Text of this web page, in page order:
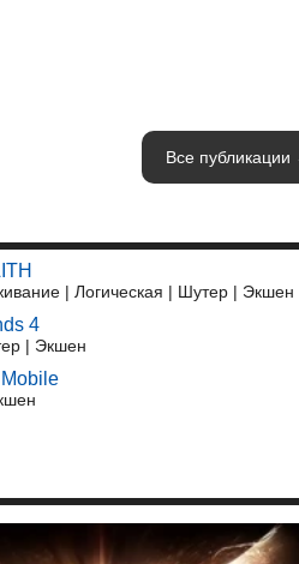
Все
| Логическая | Шутер | Экшен
4
| Экшен